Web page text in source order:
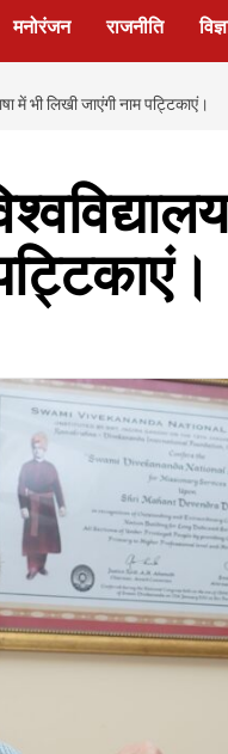
मनोरंजन राजनीति
में भी लिखी जाएंगी नाम पट्टिकाएं।